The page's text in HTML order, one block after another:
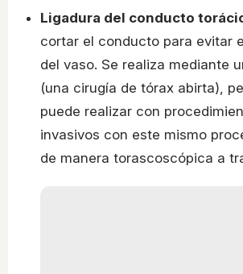
Ligadura del conducto
cortar el conducto para evitar
del vaso. Se realiza mediante
(una cirugía de tórax abirta),
puede realizar con
invasivos con este mismo
de manera torascoscópica a